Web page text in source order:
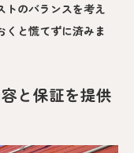
トのバランスを考え
くと慌てずに済みま
と保証を提供